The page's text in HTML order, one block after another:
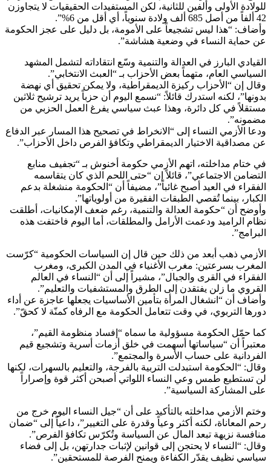
للولادة الأولى وألفين للثانية، لكن المستفيدات الحقيقيات لا يتجاوزن
42 ألفاً من أصل 685 ألف ولادة سنوياً، أي أقل من 6%”.
وأضاف: “هذا ليس تشجيعاً على الأمومة، بل دليل على عجز الحكومة
عن حماية النساء في وضعية هشاشة”.
القيادي البارز في العدالة والتنمية وسّع انتقاداته لتشمل المشهد
السياسي العام، متهماً بعض الأحزاب بـ “العبث الانتخابي”.
وقال إن “الأحزاب ركيزة الديمقراطية، ولا يمكن تحقيق أي نهضة
بدونها”، لكنه استدرك قائلاً: “نسمع اليوم أن حزباً يريد ترشيح ثلاثين
مستقلاً في كل دائرة، وهذا عبث سياسي يفرغ العمل الحزبي من
مضمونه”.
ودعا الأزمي النساء إلى “الانخراط في تصحيح هذا المسار عبر الدفاع
عن مصداقية الاختيار الديمقراطي وتكافؤ الفرص داخل الأحزاب”.
في ختام مداخلته، اتهم الأزمي حكومة أخنوش بـ “تجفيف منابع
التضامن الاجتماعي”، قائلاً إن “حتى اللحم الذي كان يتقاسمه
الفقراء في العيد أصبح غائباً”، مضيفاً أن “الحكومة منشغلة بدعم
الكبار، بينما تُقصي الطبقات الفقيرة من أولوياتها”.
وأوضح أن “حكومة العدالة والتنمية، رغم ضعف الإمكانيات، أطلقت
نظام الراميد ودعمت الأرامل والمطلقات، أما اليوم فاختفت هذه
البرامج”.
الأزمي ذهب أبعد من ذلك حين قال إن السياسات الحكومية “كرّست
المغرب بسرعتين: مغرب الأغنياء في المدن الكبرى، ومغرب
الفقراء في القرى والجبال”، مشيراً إلى أن “النساء في العالم
القروي ما زلن يفتقدن إلى الطرق والمستشفيات والتعليم”.
وأضاف أن “انشغال المرأة بتأمين الأساسيات يجعلها عاجزة عن أداء
دورها التربوي، في وقت تتعامل الحكومة مع الرفاه كمنّة لا كحقّ”.
كما حمّل الحكومة مسؤولية ما سماه “إفساد منظومة القيم”،
معتبراً أن “سياساتها أسهمت في خلق أزمات أسرية وتشجيع قيم
الفردانية على حساب الأسرة والمجتمع”.
وقال: “الحكومة استبدلت التربية بالفرجة، والتعليم بالسهرات، لكنها
لن تستطيع طمس وعي النساء اللواتي أصبحن أكثر قوة وإصراراً
على المشاركة السياسية”.
وختم الأزمي مداخلته بالتأكيد على أن “جيل النساء اليوم خرج من
رحم المعاناة، لكنه أكثر وعياً وقدرة على التغيير”، داعياً إلى “ضمان
منافسة نزيهة تبعد المال عن السياسة وتُكرّس تكافؤ الفرص”.
وقال: “النساء لا يحتجن إلى قوانين لإثبات جدارتهن، بل إلى فضاء
سياسي نظيف يقدّر الكفاءة ويمنح الفرصة للمستحقين”.